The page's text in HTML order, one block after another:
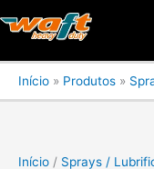
para
Início Produtos
Início / Sprays /